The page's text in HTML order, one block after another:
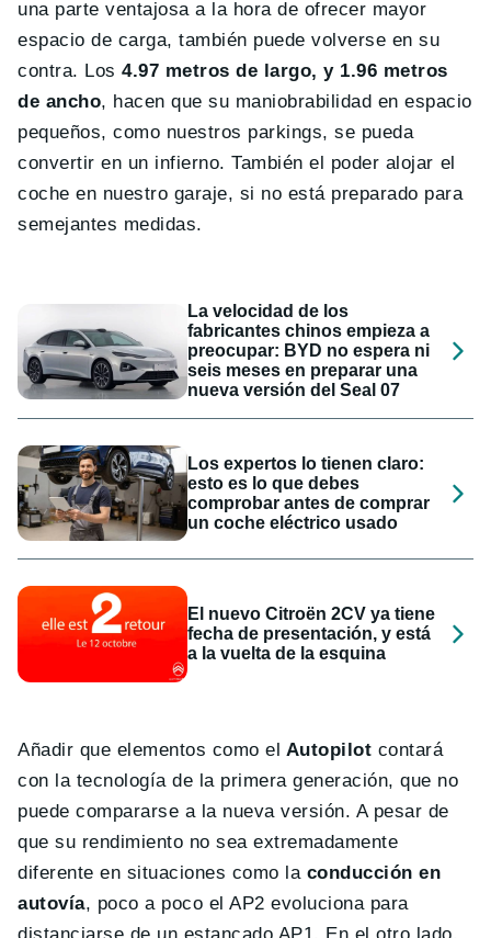
una parte ventajosa a la hora de ofrecer mayor
espacio de carga, también puede volverse en su
contra. Los 4.97 metros de largo, y 1.96 metros
de ancho, hacen que su maniobrabilidad en espacio
pequeños, como nuestros parkings, se pueda
convertir en un infierno. También el poder alojar el
coche en nuestro garaje, si no está preparado para
semejantes medidas.
La velocidad de los
fabricantes chinos empieza a
preocupar: BYD no espera ni
seis meses en preparar una
nueva versión del Seal 07
Los expertos lo tienen claro:
esto es lo que debes
comprobar antes de comprar
un coche eléctrico usado
El nuevo Citroën 2CV ya tiene
fecha de presentación, y está
a la vuelta de la esquina
Añadir que elementos como el Autopilot contará
con la tecnología de la primera generación, que no
puede compararse a la nueva versión. A pesar de
que su rendimiento no sea extremadamente
diferente en situaciones como la conducción en
autovía, poco a poco el AP2 evoluciona para
distanciarse de un estancado AP1. En el otro lado,